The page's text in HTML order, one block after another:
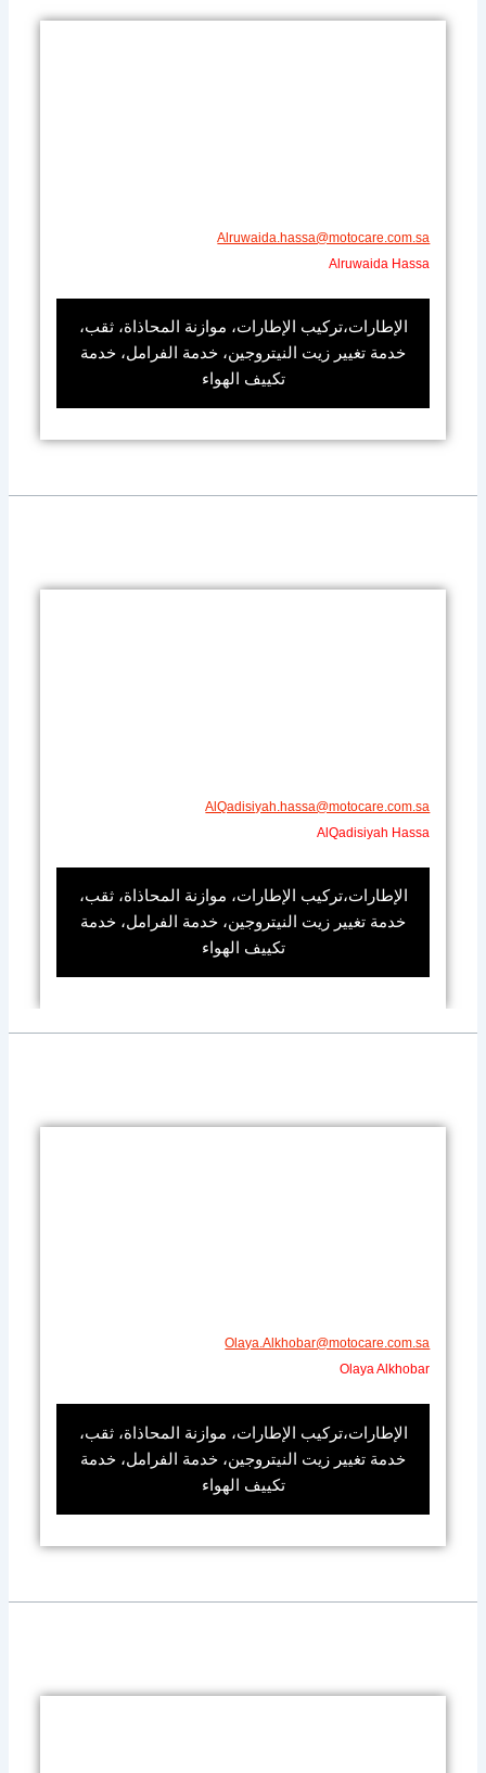
Alruwaida.hassa@motocare.com.sa​
Alruwaida Hassa
الإطارات،تركيب الإطارات، موازنة المحاذاة، ثقب،
خدمة تغيير زيت النيتروجين، خدمة الفرامل، خدمة
تكييف الهواء
AlQadisiyah.hassa@motocare.com.sa​
AlQadisiyah Hassa
الإطارات،تركيب الإطارات، موازنة المحاذاة، ثقب،
خدمة تغيير زيت النيتروجين، خدمة الفرامل، خدمة
تكييف الهواء
Olaya.Alkhobar@motocare.com.sa​
Olaya Alkhobar
الإطارات،تركيب الإطارات، موازنة المحاذاة، ثقب،
خدمة تغيير زيت النيتروجين، خدمة الفرامل، خدمة
تكييف الهواء